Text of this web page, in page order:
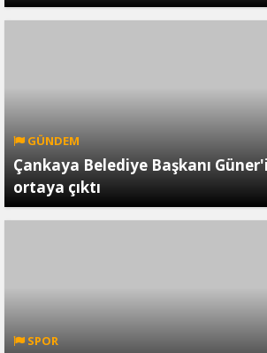
GÜNDEM
Çankaya Belediye Başkanı
ortaya çıktı
SPOR